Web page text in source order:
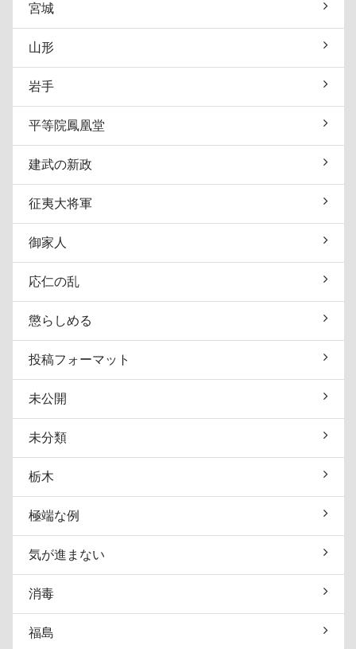
宮城
山形
岩手
平等院鳳凰堂
建武の新政
征夷大将軍
御家人
応仁の乱
懲らしめる
投稿フォーマット
未公開
未分類
栃木
極端な例
気が進まない
消毒
福島